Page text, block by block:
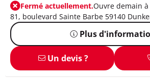
Fermé actuellement.Ouvre demain à
81, boulevard Sainte Barbe 59140
Plus
Un devis ?